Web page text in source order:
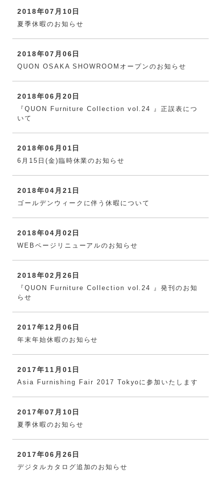
2018年07月10日
夏季休暇のお知らせ
2018年07月06日
QUON OSAKA SHOWROOMオープンのお知らせ
2018年06月20日
『QUON Furniture Collection vol.24 』正誤表につ
いて
2018年06月01日
6月15日(金)臨時休業のお知らせ
2018年04月21日
ゴールデンウィークに伴う休暇について
2018年04月02日
WEBページリニューアルのお知らせ
2018年02月26日
『QUON Furniture Collection vol.24 』発刊のお知
らせ
2017年12月06日
年末年始休暇のお知らせ
2017年11月01日
Asia Furnishing Fair 2017 Tokyoに参加いたします
2017年07月10日
夏季休暇のお知らせ
2017年06月26日
デジタルカタログ追加のお知らせ